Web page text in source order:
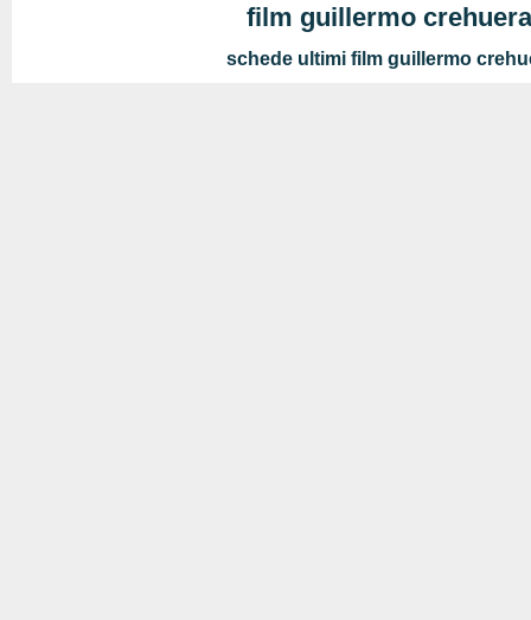
film guillermo
schede ultimi film guillermo